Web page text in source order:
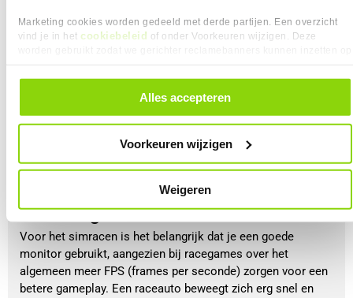
Marketing cookies worden gedeeld met derde partijen. Een overzicht
vind je in het cookiebeleid of onder Voorkeuren wijzigen. Deze
alle cookies. Je kunt je gegeven toestemming altijd intrekken, dit doe je
door in de footer van onze website te klikken op ‘Cookievoorkeuren’
Alles accepteren
Voorkeuren wijzigen
Weigeren
Hall-effect: meet ook de positie, maar dan met
magneten en gebruikt minder mechanische onderdelen;
invoer en zet deze om in elektrische impulsen.
BEKIJK
Wat voor monitor heb ik nodig voor
simracing?
Voor het simracen is het belangrijk dat je een goede
monitor gebruikt, aangezien bij racegames over het
algemeen meer FPS (frames per seconde) zorgen voor een
betere gameplay. Een raceauto beweegt zich erg snel en